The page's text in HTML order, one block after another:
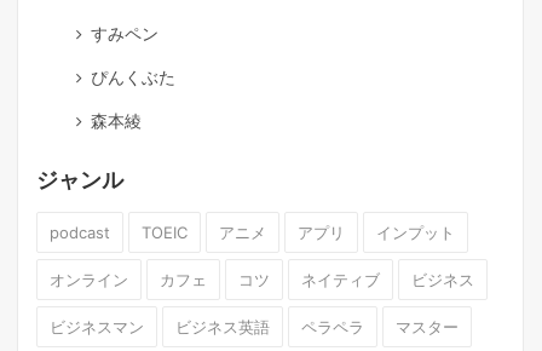
すみペン
ぴんくぶた
森本綾
ジャンル
podcast TOEIC アニメ アプリ インプット
オンライン カフェ コツ ネイティブ ビジネス
ビジネスマン ビジネス英語 ペラペラ マスター